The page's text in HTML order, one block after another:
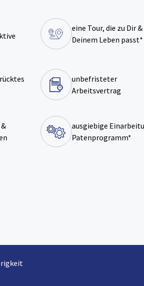
eine Tour, die zu Dir &
Deinem Leben passt*
unbefristeter
Arbeitsvertrag
ausgiebige
Patenprogramm*